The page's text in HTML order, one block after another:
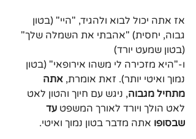
אז אתה יכול לבוא ולהגיד, "היי" (בטון
גבוה, יחסית) "אהבתי את השמלה שלך"
(בטון שמעט יורד)
ו-"היא מזכירה לי משהו אירופאי" (בטון
נמוך ואיטי יותר). זאת אומרת, אתה
מתחיל מגבוה, ניגש עם חיוך והטון לאט
לאט הולך ויורד לאורך המשפט עד
שבסופו אתה מדבר בטון נמוך ואיטי.